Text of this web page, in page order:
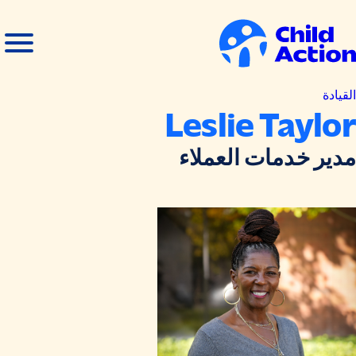
الرئيسية
فتح
إغلاق
Leslie Taylor
القيادة
مدير خدمات العملاء